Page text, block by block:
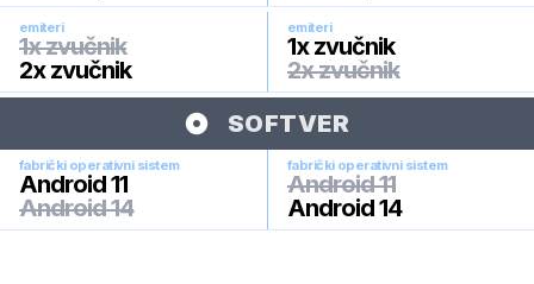
emiteri
1x zvučnik
2x zvučnik
emiteri
1x zvučnik
2x zvučnik
SOFTVER
fabrički operativni sistem
Android 11
Android 14
fabrički operativni sistem
Android 11
Android 14